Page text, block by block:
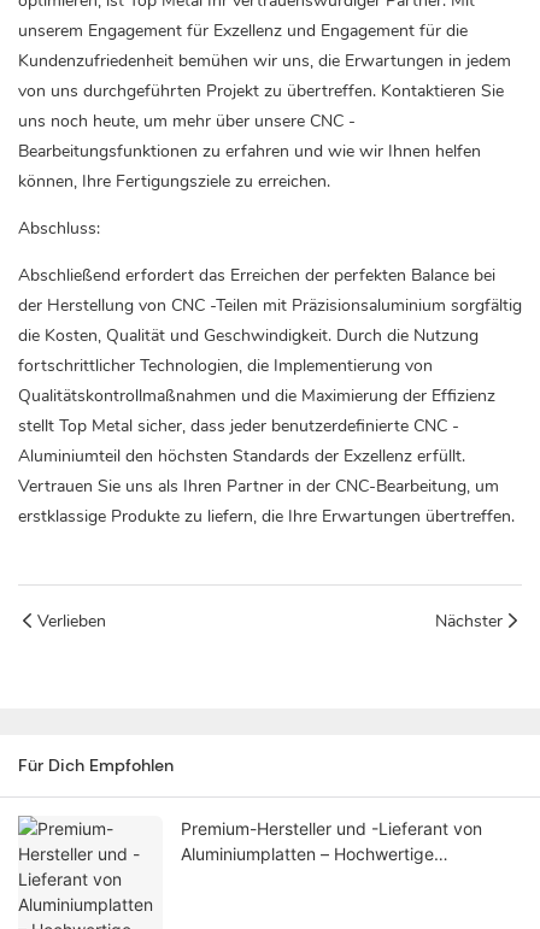
unserem Engagement für Exzellenz und Engagement für die
Kundenzufriedenheit bemühen wir uns, die Erwartungen in jedem
von uns durchgeführten Projekt zu übertreffen. Kontaktieren Sie
uns noch heute, um mehr über unsere CNC -
Bearbeitungsfunktionen zu erfahren und wie wir Ihnen helfen
können, Ihre Fertigungsziele zu erreichen.
Abschluss:
Abschließend erfordert das Erreichen der perfekten Balance bei
der Herstellung von CNC -Teilen mit Präzisionsaluminium sorgfältig
die Kosten, Qualität und Geschwindigkeit. Durch die Nutzung
fortschrittlicher Technologien, die Implementierung von
Qualitätskontrollmaßnahmen und die Maximierung der Effizienz
stellt Top Metal sicher, dass jeder benutzerdefinierte CNC -
Aluminiumteil den höchsten Standards der Exzellenz erfüllt.
Vertrauen Sie uns als Ihren Partner in der CNC-Bearbeitung, um
erstklassige Produkte zu liefern, die Ihre Erwartungen übertreffen.
Verlieben Nächster
Für Dich Empfohlen
Premium-Hersteller und -Lieferant von
Aluminiumplatten – Hochwertige